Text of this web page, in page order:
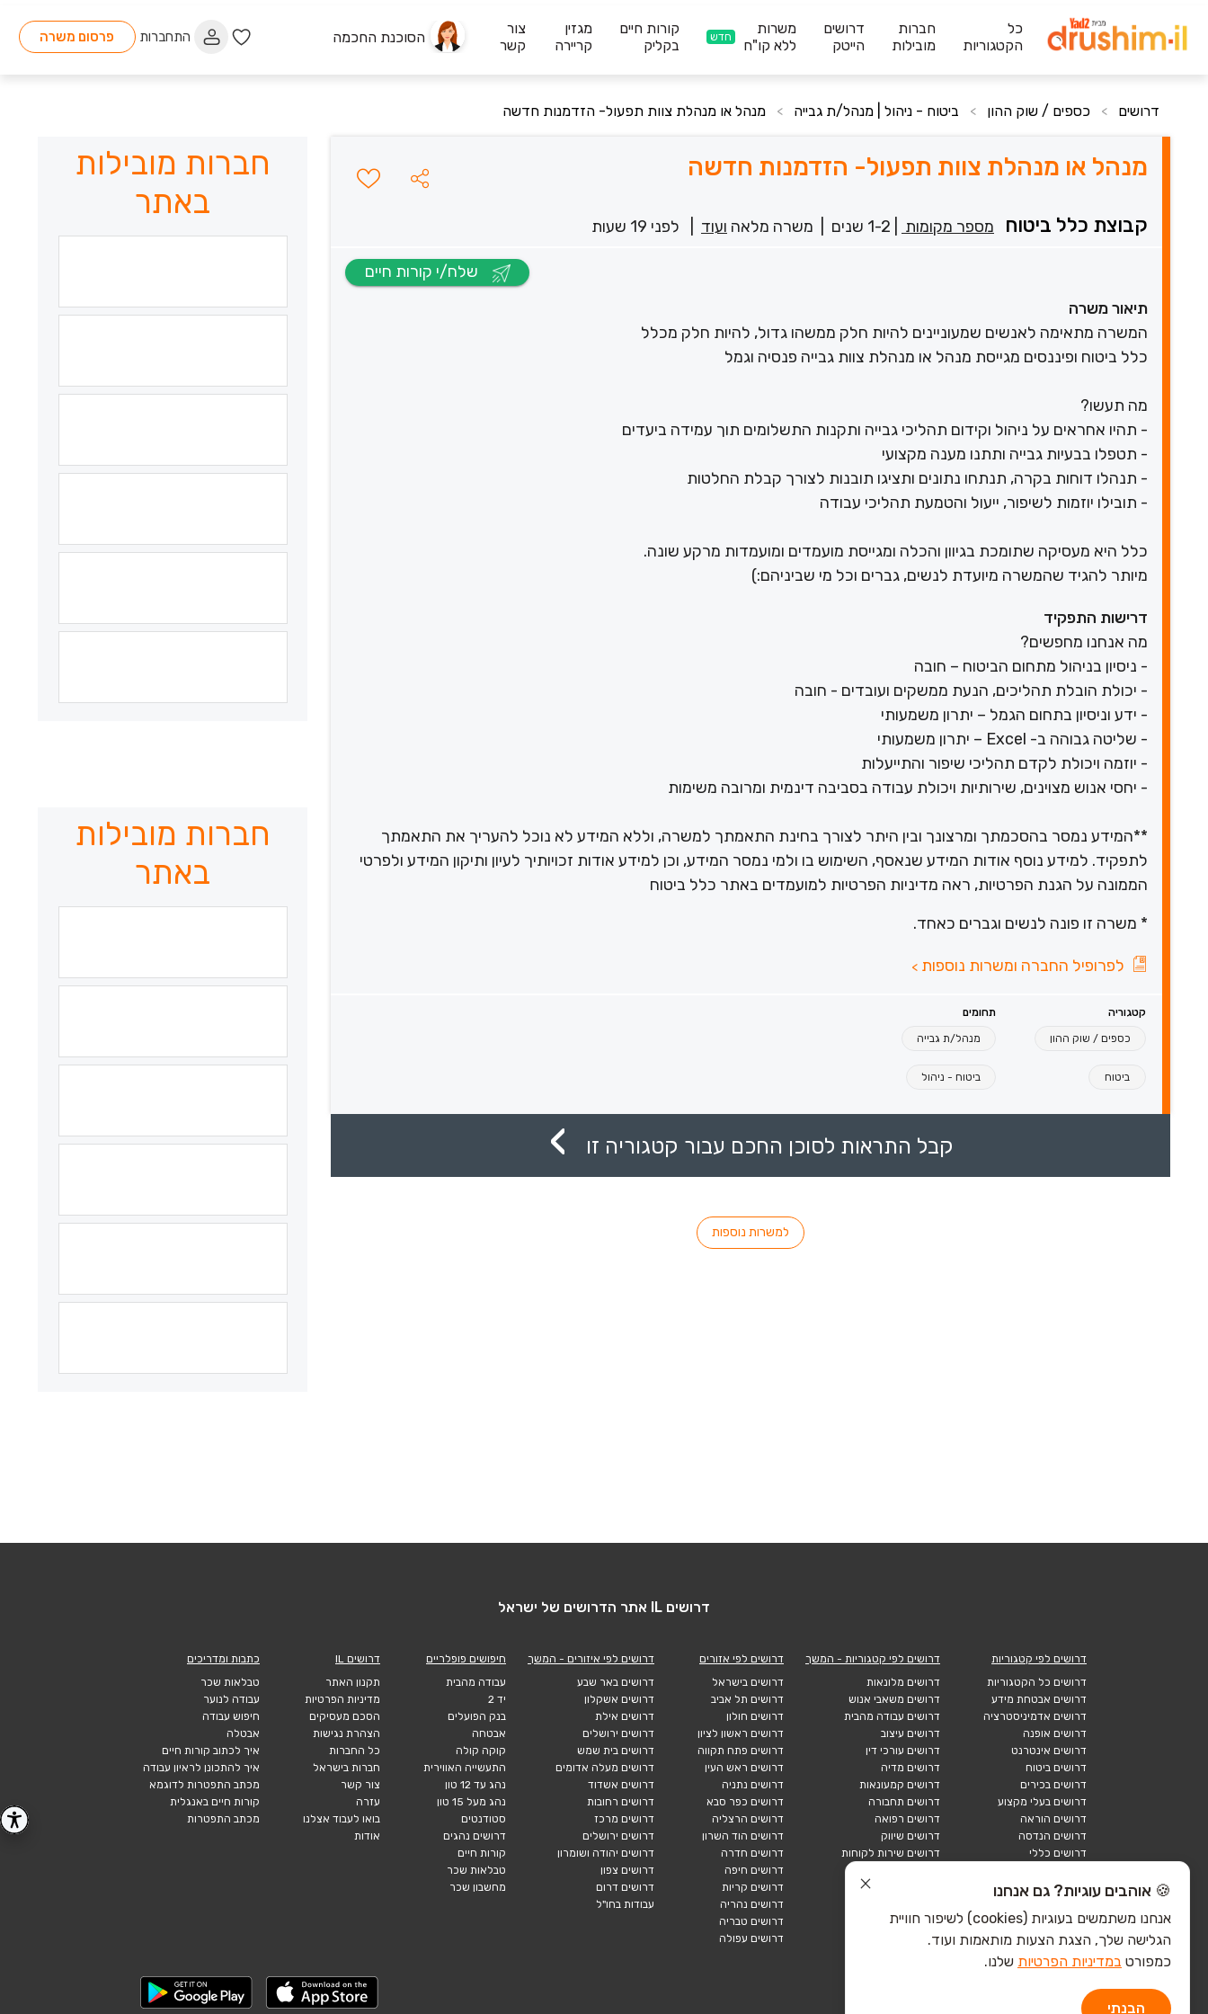
כל
הקטגוריות
חברות
מובילות
דרושים
הייטק
משרות
ללא קו"ח
חדש
קורות חיים
בקליק
מגזין
קריירה
צור
קשר
הסוכנת החכמה התחברות פרסום משרה
דרושים > כספים / שוק ההון > ביטוח - ניהול | מנהל/ת גבייה > מנהל או מנהלת צוות תפעול- הזדמנות חדשה
מנהל או מנהלת צוות תפעול- הזדמנות חדשה
קבוצת כלל ביטוח מספר מקומות 1-2 שנים משרה מלאה ועוד לפני 19 שעות
תיאור משרה
המשרה מתאימה לאנשים שמעוניינים להיות חלק ממשהו גדול, להיות חלק מכלל
כלל ביטוח ופיננסים מגייסת מנהל או מנהלת צוות גבייה פנסיה וגמל
מה תעשו?
- תהיו אחראים על ניהול וקידום תהליכי גבייה ותקנות התשלומים תוך עמידה ביעדים
- תטפלו בבעיות גבייה ותתנו מענה מקצועי
- תנהלו דוחות בקרה, תנתחו נתונים ותציגו תובנות לצורך קבלת החלטות
- תובילו יוזמות לשיפור, ייעול והטמעת תהליכי עבודה
כלל היא מעסיקה שתומכת בגיוון והכלה ומגייסת מועמדים ומועמדות מרקע שונה.
מיותר להגיד שהמשרה מיועדת לנשים, גברים וכל מי שביניהם:)
דרישות התפקיד
מה אנחנו מחפשים?
- ניסיון בניהול מתחום הביטוח – חובה
- יכולת הובלת תהליכים, הנעת ממשקים ועובדים - חובה
- ידע וניסיון בתחום הגמל – יתרון משמעותי
- שליטה גבוהה ב- Excel – יתרון משמעותי
- יוזמה ויכולת לקדם תהליכי שיפור והתייעלות
- יחסי אנוש מצוינים, שירותיות ויכולת עבודה בסביבה דינמית ומרובה משימות
**המידע נמסר בהסכמתך ומרצונך ובין היתר לצורך בחינת התאמתך למשרה, וללא המידע לא נוכל להעריך את התאמתך
לתפקיד. למידע נוסף אודות המידע שנאסף, השימוש בו ולמי נמסר המידע, וכן למידע אודות זכויותיך לעיון ותיקון המידע ולפרטי
הממונה על הגנת הפרטיות, ראה מדיניות הפרטיות למועמדים באתר כלל ביטוח
* משרה זו פונה לנשים וגברים כאחד.
לפרופיל החברה ומשרות נוספות >
קטגוריה תחומים
כספים / שוק ההון מנהל/ת גבייה
ביטוח ביטוח - ניהול
קבל התראות לסוכן החכם עבור קטגוריה זו
למשרות נוספות
חברות מובילות
באתר
חברות מובילות
באתר
דרושים IL אתר הדרושים של ישראל
דרושים לפי קטגוריות
דרושים כל הקטגוריות
דרושים אבטחת מידע
דרושים אדמיניסטרציה
דרושים אופנה
דרושים אינטרנט
דרושים ביטוח
דרושים בכירים
דרושים בעלי מקצוע
דרושים הוראה
דרושים הנדסה
דרושים כללי
דרושים לוגיסטיקה
דרושים מכירות
הייטק חומרה
דרושים לפי קטגוריות - המשך
דרושים מלונאות
דרושים משאבי אנוש
דרושים עבודה מהבית
דרושים עיצוב
דרושים עורכי דין
דרושים מדיה
דרושים קמעונאות
דרושים תחבורה
דרושים רפואה
דרושים שיווק
דרושים שירות לקוחות
הייטק כללי
הייטק תוכנה
דרושים לפי אזורים
דרושים בישראל
דרושים תל אביב
דרושים חולון
דרושים ראשון לציון
דרושים פתח תקווה
דרושים ראש העין
דרושים נתניה
דרושים כפר סבא
דרושים הרצליה
דרושים הוד השרון
דרושים חדרה
דרושים חיפה
דרושים קריות
דרושים נהריה
דרושים טבריה
דרושים עפולה
דרושים לפי איזורים - המשך
דרושים באר שבע
דרושים אשקלון
דרושים אילת
דרושים ירושלים
דרושים בית שמש
דרושים מעלה אדומים
דרושים אשדוד
דרושים רחובות
דרושים מרכז
דרושים ירושלים
דרושים יהודה ושומרון
דרושים צפון
דרושים דרום
עבודות בחו"ל
חיפושים פופלריים
עבודה מהבית
יד 2
בנק הפועלים
אבטחה
קוקה קולה
התעשייה האווירית
נהג עד 12 טון
נהג מעל 15 טון
סטודנטים
דרושים נהגים
קורות חיים
טבלאות שכר
מחשבון שכר
דרושים IL
תקנון האתר
מדיניות הפרטיות
הסכם מעסיקים
הצהרת נגישות
כל החברות
חברות בישראל
צור קשר
עזרה
בואו לעבוד אצלנו
אודות
כתבות ומדריכים
טבלאות שכר
עבודה לנוער
חיפוש עבודה
אבטלה
איך לכתוב קורות חיים
איך להתכונן לראיון עבודה
מכתב התפטרות לדוגמא
קורות חיים באנגלית
מכתב התפטרות
🍪 אוהבים עוגיות? גם אנחנו
אנחנו משתמשים בעוגיות (cookies) לשיפור חוויית
הגלישה שלך, הצגת הצעות מותאמות ועוד.
כמפורט במדיניות הפרטיות שלנו.
הבנתי